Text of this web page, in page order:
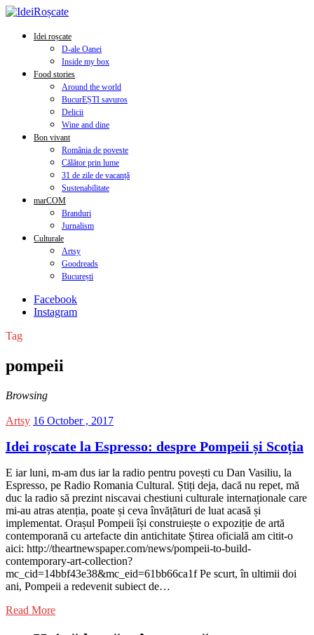
Idei roșcate
D-ale Oanei
Inside my box
Food stories
Around the world
BucurEȘTI savuros
Delicii
Wine and dine
Bon vivant
România de poveste
Călător prin lume
31 de zile de vacanță
Sustenabilitate
marCOM
Branduri
Jurnalism
Culturale
Artsy
Goodreads
București
Facebook
Instagram
Tag
pompeii
Browsing
Artsy 16 October , 2017
Idei roșcate la Espresso: despre Pompeii și Scoția
E iar luni, m-am dus iar la radio pentru povești cu Dan Vasiliu, la
Espresso, pe Radio Romania Cultural. Știți deja, dacă nu repet, mă
duc la radio să prezint niscavai chestiuni culturale internaționale care
mi-au atras atenția, poate și ceva învățături de luat acasă și
implementat. Orașul Pompeii își construiește o expoziție de artă
contemporană cu artefacte din antichitate Știrea oficială am citit-o
aici: http://theartnewspaper.com/news/pompeii-to-build-
contemporary-art-collection?
mc_cid=14bbf43e38&mc_eid=61bb66ca1f Pe scurt, în ultimii doi
ani, Pompeii a redevenit subiect de…
Read More